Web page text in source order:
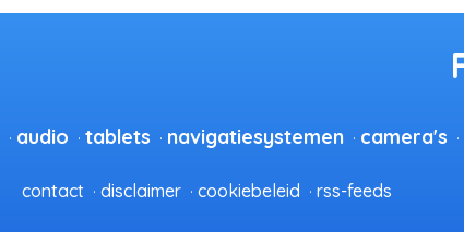
audio tablets navigatiesystemen camera's
contact disclaimer cookiebeleid rss-feeds